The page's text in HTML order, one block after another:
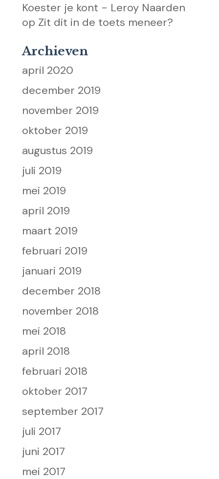
Koester je kont - Leroy Naarden
op Zit dit in de toets meneer?
Archieven
april 2020
december 2019
november 2019
oktober 2019
augustus 2019
juli 2019
mei 2019
april 2019
maart 2019
februari 2019
januari 2019
december 2018
november 2018
mei 2018
april 2018
februari 2018
oktober 2017
september 2017
juli 2017
juni 2017
mei 2017